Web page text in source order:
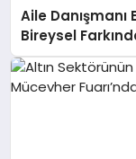
Aile
Bireysel
Anlatıyor